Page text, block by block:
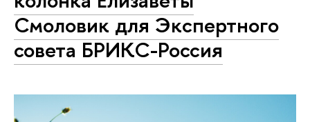
Смоловик для Экспертного
совета БРИКС-Россия